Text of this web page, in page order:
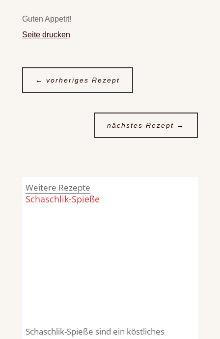
Guten Appetit!
Seite drucken
← vorheriges Rezept
nächstes Rezept →
Weitere Rezepte
Schaschlik-Spieße
Schaschlik-Spieße sind ein köstliches